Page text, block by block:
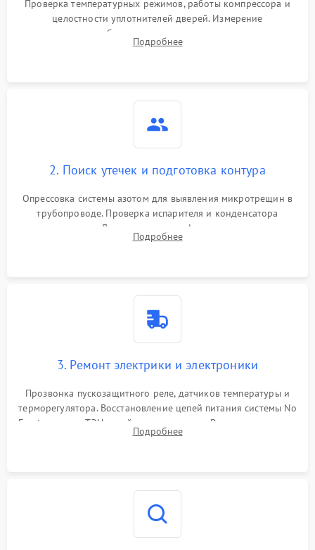
работе
1000 ₽
1800 ₽
Проверка температурных режимов, работы компрессора и
целостности уплотнителей дверей. Измерение
сопротивления обмоток мотора, проверка термостата и
считывание кодов ошибок с электронного дисплея.
Подробнее
2. Поиск утечек и подготовка контура
Опрессовка системы азотом для выявления микротрещин в
трубопроводе. Проверка испарителя и конденсатора
течеискателем. Демонтаж старого фильтра-осушителя и
продувка капиллярной трубки для устранения засоров.
Подробнее
3. Ремонт электрики и электроники
Прозвонка пускозащитного реле, датчиков температуры и
терморегулятора. Восстановление цепей питания системы No
Frost, включая ТЭН оттайки и вентилятор. Ремонт или замена
платы управления при сбоях алгоритмов.
Подробнее